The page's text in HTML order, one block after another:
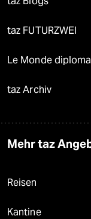
taz FUTURZWEI
Le Monde
taz Archiv
Mehr taz
Reisen
Kantine